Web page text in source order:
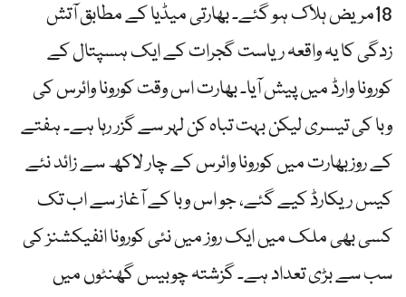
18مریض ہلاک ہو گئے۔ بھارتی میڈیا کے مطابق آتش
زدگی کا یہ واقعہ ریاست گجرات کے ایک ہسپتال کے
کورونا وارڈ میں پیش آیا۔ بھارت اس وقت کورونا وائرس کی
وبا کی تیسری لیکن بہت تباہ کن لہر سے گزر رہا ہے۔ ہفتے
کے روزبھارت میں کورونا وائرس کے چار لاکھ سے زائد نئے
کیس ریکارڈ کیے گئے، جو اس وبا کے آغاز سے اب تک
کسی بھی ملک میں ایک روز میں نئی کورونا انفیکشنز کی
سب سے بڑی تعداد ہے۔ گزشتہ چوبیس گھنٹوں میں